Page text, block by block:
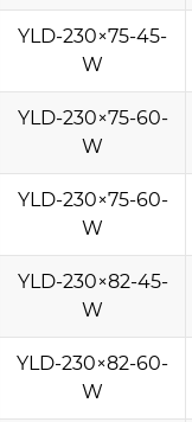
YLD-230×75-45-
W
YLD-230×75-60-
W
YLD-230×75-60-
W
YLD-230×82-45-
W
YLD-230×82-60-
W